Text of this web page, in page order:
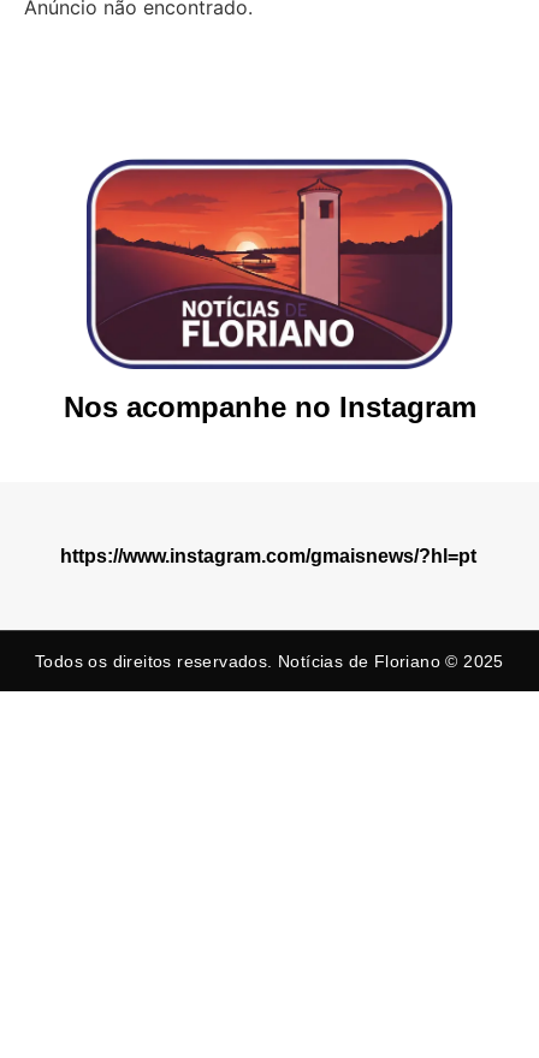
Anúncio não encontrado.
Nos acompanhe no Instagram
https://www.instagram.com/gmaisnews/?hl=pt
Todos os direitos reservados. Notícias de Floriano © 2025